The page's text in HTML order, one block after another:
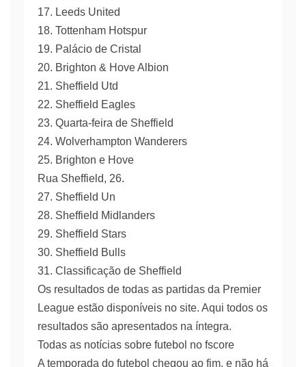
17. Leeds United
18. Tottenham Hotspur
19. Palácio de Cristal
20. Brighton & Hove Albion
21. Sheffield Utd
22. Sheffield Eagles
23. Quarta-feira de Sheffield
24. Wolverhampton Wanderers
25. Brighton e Hove
Rua Sheffield, 26.
27. Sheffield Un
28. Sheffield Midlanders
29. Sheffield Stars
30. Sheffield Bulls
31. Classificação de Sheffield
Os resultados de todas as partidas da Premier
League estão disponíveis no site. Aqui todos os
resultados são apresentados na íntegra.
Todas as notícias sobre futebol no fscore
A temporada do futebol chegou ao fim, e não há